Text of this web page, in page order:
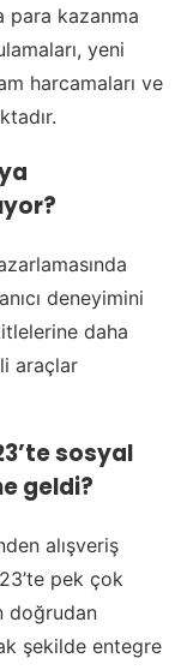
para kazanma
yeni
harcamaları ve
deneyimini
daha
araçlar
sosyal
geldi?
alışveriş
pek çok
doğrudan
şekilde entegre